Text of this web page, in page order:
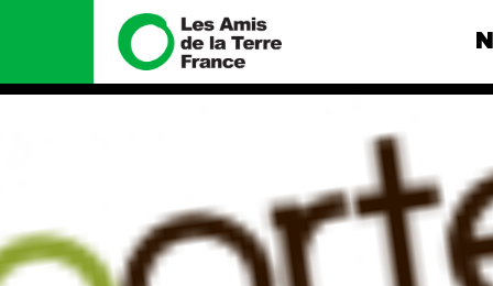
Manifeste
Missions et méthodes
Nos
Total, rendez-
tribunal
Gaz « naturel
enfumage